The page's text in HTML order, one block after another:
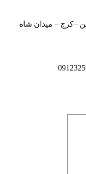
–کرج – میدان شاه